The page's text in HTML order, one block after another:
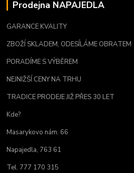
Prodejna NAPAJEDLA
GARANCE KVALITY
ZBOŽÍ SKLADEM, ODESÍLÁME OBRATEM
PORADÍME S VÝBĚREM
NEJNIŽŠÍ CENY NA TRHU
TRADICE PRODEJE JIŽ PŘES 30 LET
Kde?
Masarykovo nám. 66
Napajedla, 763 61
Tel. 777 170 315